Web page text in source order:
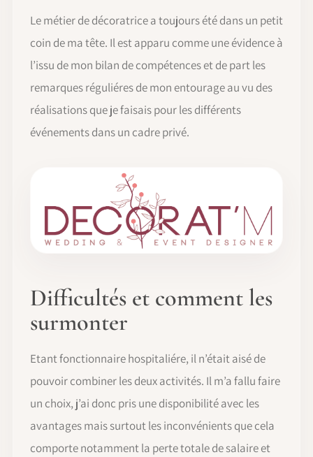
Le métier de décoratrice a toujours été dans un petit
coin de ma tête. Il est apparu comme une évidence à
l’issu de mon bilan de compétences et de part les
remarques réguliéres de mon entourage au vu des
réalisations que je faisais pour les différents
événements dans un cadre privé.
Difficultés et comment les
surmonter
Etant fonctionnaire hospitaliére, il n’était aisé de
pouvoir combiner les deux activités. Il m’a fallu faire
un choix, j’ai donc pris une disponibilité avec les
avantages mais surtout les inconvénients que cela
comporte notamment la perte totale de salaire et